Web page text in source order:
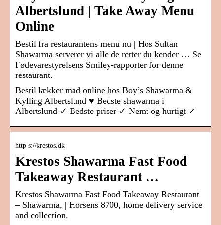
Albertslund | Take Away Menu
Online
Bestil fra restaurantens menu nu | Hos Sultan
Shawarma serverer vi alle de retter du kender … Se
Fødevarestyrelsens Smiley-rapporter for denne
restaurant.
Bestil lækker mad online hos Boy’s Shawarma &
Kylling Albertslund ♥ Bedste shawarma i
Albertslund ✓ Bedste priser ✓ Nemt og hurtigt ✓
http s://krestos.dk
Krestos Shawarma Fast Food
Takeaway Restaurant …
Krestos Shawarma Fast Food Takeaway Restaurant
– Shawarma, | Horsens 8700, home delivery service
and collection.